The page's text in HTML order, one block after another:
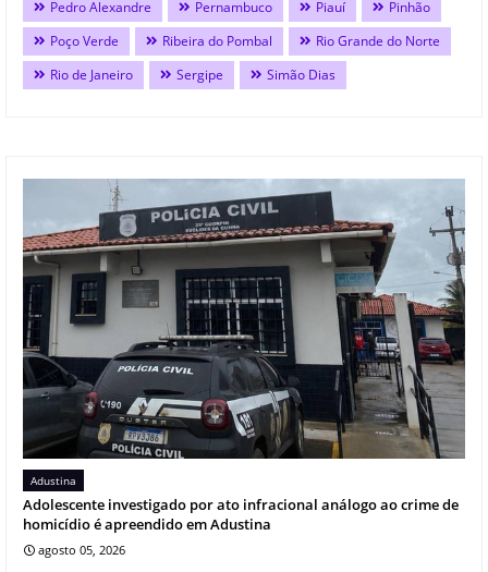
Pedro Alexandre
Pernambuco Piauí
Pinhão
Poço Verde
Ribeira do Pombal
Rio Grande do Norte
Rio de Janeiro
Sergipe Simão Dias
Adustina
Adolescente investigado por ato infracional análogo ao crime de
homicídio é apreendido em Adustina
agosto 05, 2026